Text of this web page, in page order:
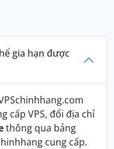
gia hạn được
cấp VPS, đổi địa chỉ
thông qua bảng
cung cấp.